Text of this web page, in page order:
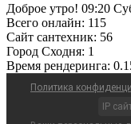
Доброе утро! 09:20
Всего онлайн: 115
Сайт cантехник: 56
Город Сходня: 1
Время рендеринга:
Политика
IP